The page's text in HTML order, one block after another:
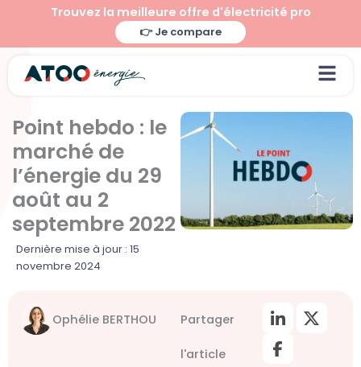
Trouvez la meilleure offre d'électricité pro
👉 Je compare
Point hebdo : le
marché de
l’énergie du 29
août au 2
septembre 2022
Dernière mise à jour : 15
novembre 2024
Ophélie BERTHOU Partager
l'article